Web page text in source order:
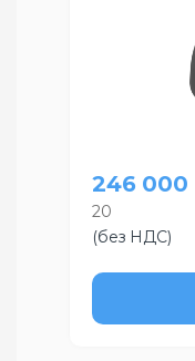
246 000
20
(без НДС)